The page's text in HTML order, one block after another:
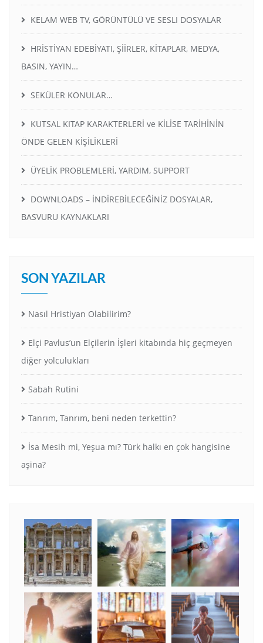
KELAM WEB TV, GÖRÜNTÜLÜ VE SESLI DOSYALAR
HRİSTİYAN EDEBİYATI, ŞİİRLER, KİTAPLAR, MEDYA,
BASIN, YAYIN…
SEKÜLER KONULAR…
KUTSAL KITAP KARAKTERLERİ ve KİLİSE TARİHİNİN
ÖNDE GELEN KİŞİLİKLERİ
ÜYELİK PROBLEMLERİ, YARDIM, SUPPORT
DOWNLOADS – İNDİREBİLECEĞİNİZ DOSYALAR,
BASVURU KAYNAKLARI
SON YAZILAR
Nasıl Hristiyan Olabilirim?
Elçi Pavlus’un Elçilerin İşleri kitabında hiç geçmeyen
diğer yolculukları
Sabah Rutini
Tanrım, Tanrım, beni neden terkettin?
İsa Mesih mi, Yeşua mı? Türk halkı en çok hangisine
aşina?